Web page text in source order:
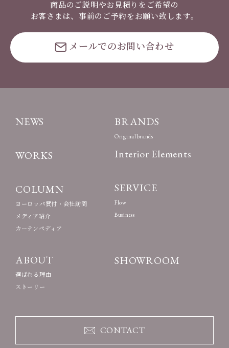
商品のご説明やお見積りをご希望の
お客さまは、事前のご予約をお願い致します。
メールでのお問い合わせ
NEWS
WORKS
COLUMN
ヨーロッパ買付・会社訪問
メディア紹介
カーテンペディア
ABOUT
選ばれる理由
ストーリー
BRANDS
Originalbrands
Interior Elements
SERVICE
Flow
Business
SHOWROOM
CONTACT